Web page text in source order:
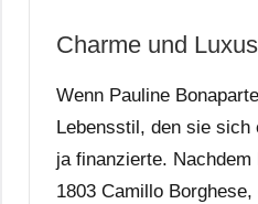
Charme und Luxus
Wenn Pauline
Lebensstil, den sie
ja finanzierte.
1803 Camillo